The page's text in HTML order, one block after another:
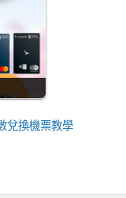
兌換機票教學